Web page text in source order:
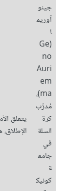
جينو
آوريم
ا
(Ge
no
Auri
em
ma)،
مُدرِّب
كرة
السلة
في
جامع
ة
كونيك
يتعلق